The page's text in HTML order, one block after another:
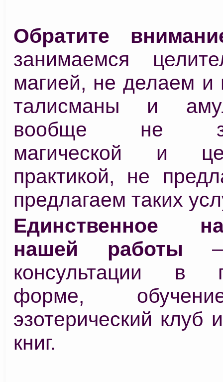
Обратите
занимаемся
магией, не делаем и
талисманы и
вообще не
магической и
практикой, не
предлагаем таких
Единственное
нашей работы –
консультации в
форме,
эзотерический клуб
книг.